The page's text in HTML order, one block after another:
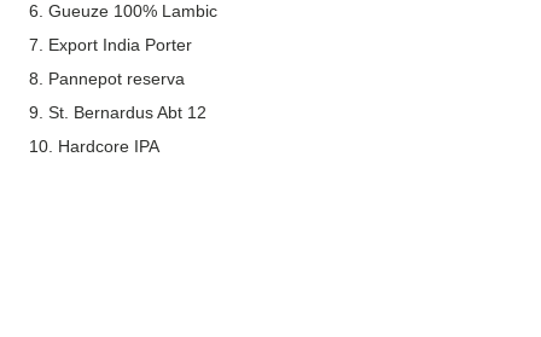
6. Gueuze 100% Lambic
7. Export India Porter
8. Pannepot reserva
9. St. Bernardus Abt 12
10. Hardcore IPA